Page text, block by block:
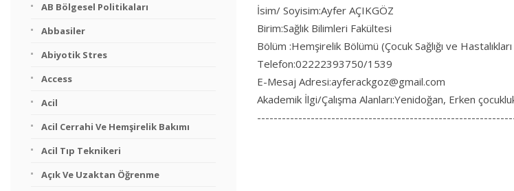
İsim/ Soyisim:Ayfer AÇIKGÖZ
Birim:Sağlık Bilimleri Fakültesi
Bölüm :Hemşirelik Bölümü (Çocuk Sağlığı ve
Telefon:02222393750/1539
E-Mesaj Adresi:ayferackgoz@gmail.com
Akademik İlgi/Çalışma Alanları:Yenidoğan, Erken
AB Bölgesel Politikaları
Abbasiler
Abiyotik Stres
Access
Acil
Acil Cerrahi Ve Hemşirelik Bakımı
Acil Tıp Teknikeri
Açık Ve Uzaktan Öğrenme